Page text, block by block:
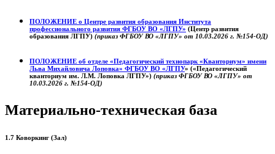
ПОЛОЖЕНИЕ о Центре развития образования Института
профессионального развития ФГБОУ ВО «ЛГПУ» (Центр развития
образования ЛГПУ) (приказ ФГБОУ ВО «ЛГПУ» от 10.03.2026 г. №154-ОД)
ПОЛОЖЕНИЕ об отделе «Педагогический технопарк «Кванториум» имени
Льва Михайловича Лоповка» ФГБОУ ВО «ЛГПУ» («Педагогический
кванториум им. Л.М. Лоповка ЛГПУ») (приказ ФГБОУ ВО «ЛГПУ» от
10.03.2026 г. №154-ОД)
Материально-техническая база
1.7 Коворкинг (Зал)